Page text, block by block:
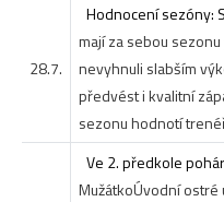
28.7.
Hodnocení sezóny:
mají za sebou
nevyhnuli slabším
předvést i kvalitní
sezonu hodnotí
Ve 2. předkole
MužátkoÚvodní ostré